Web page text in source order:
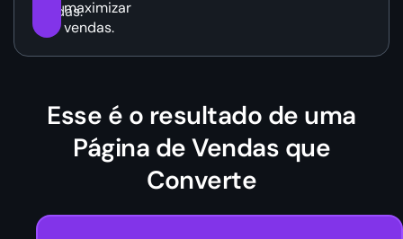
vendas.maximizar
vendas.
Esse é o resultado de uma
Página de Vendas que
Converte